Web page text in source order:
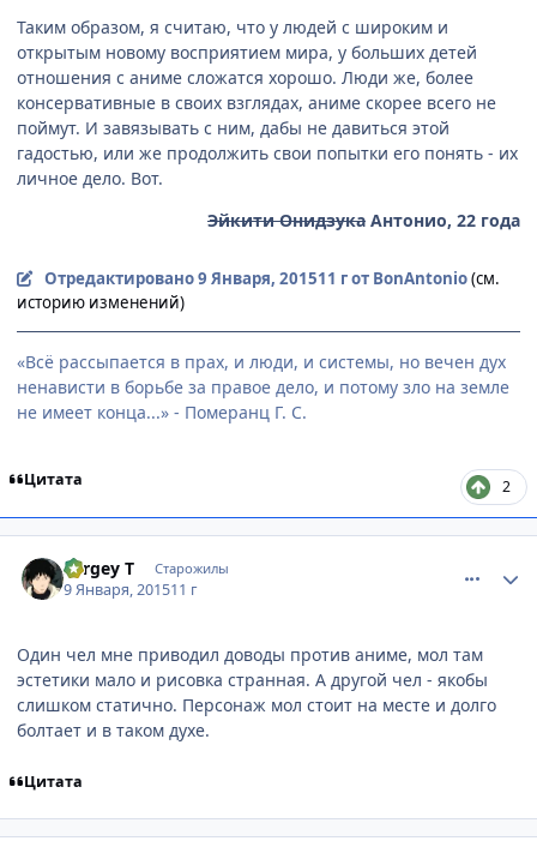
Таким образом, я считаю, что у людей с широким и
открытым новому восприятием мира, у больших детей
отношения с аниме сложатся хорошо. Люди же, более
консервативные в своих взглядах, аниме скорее всего не
поймут. И завязывать с ним, дабы не давиться этой
гадостью, или же продолжить свои попытки его понять - их
личное дело. Вот.
Эйкити Онидзука Антонио, 22 года
Отредактировано9 Января, 201511 гот BonAntonio(см.
историю изменений)
«Всё рассыпается в прах, и люди, и системы, но вечен дух
ненависти в борьбе за правое дело, и потому зло на земле
не имеет конца...» - Померанц Г. С.
Цитата 2
Sergey T Старожилы
9 Января, 201511 г
Один чел мне приводил доводы против аниме, мол там
эстетики мало и рисовка странная. А другой чел - якобы
слишком статично. Персонаж мол стоит на месте и долго
болтает и в таком духе.
Цитата